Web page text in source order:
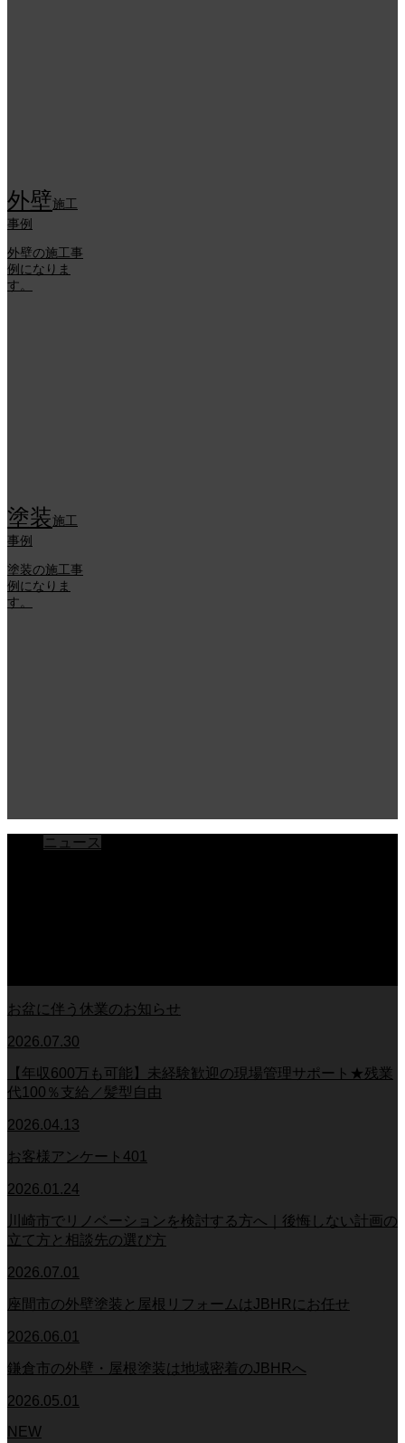
外壁施工
事例
外壁の施工事
例になりま
す。
塗装施工
事例
塗装の施工事
例になりま
す。
ニュース
お盆に伴う休業のお知らせ
2026.07.30
【年収600万も可能】未経験歓迎の現場管理サポート★残業
代100％支給／髪型自由
2026.04.13
お客様アンケート401
2026.01.24
川崎市でリノベーションを検討する方へ｜後悔しない計画の
立て方と相談先の選び方
2026.07.01
座間市の外壁塗装と屋根リフォームはJBHRにお任せ
2026.06.01
鎌倉市の外壁・屋根塗装は地域密着のJBHRへ
2026.05.01
NEW